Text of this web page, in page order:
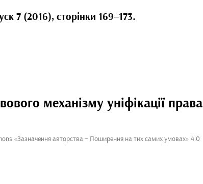
7 (2016), сторінки 169–173.
механізму уніфікації права
«Зазначення авторства – Поширення на тих самих умовах» 4.0